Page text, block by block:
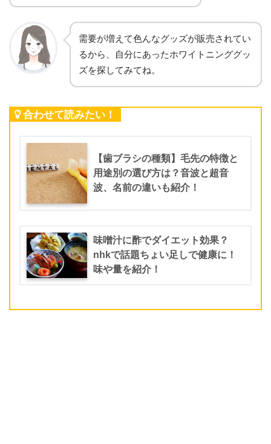
需要が増えて色んなグッズが販売されてい
るから、自分にあったホワイトニンググッ
ズを探してみてね。
合わせて読みたい！
【歯ブラシの種類】毛先の特徴と
用途別の選び方は？音波と超音
波、名前の違いも紹介！
味噌汁に酢でダイエット効果？
nhkで話題ちょい足しで健康に！
味や量を紹介！